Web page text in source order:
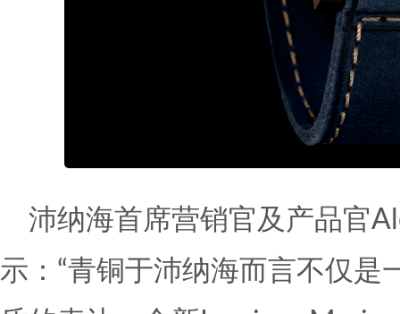
沛纳海首席营销官及产品官
示：“青铜于沛纳海而言不仅是